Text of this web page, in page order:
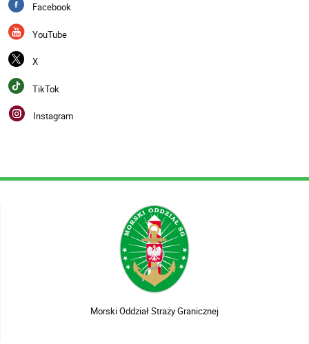
Facebook
YouTube
X
TikTok
Instagram
Morski Oddział Straży Granicznej